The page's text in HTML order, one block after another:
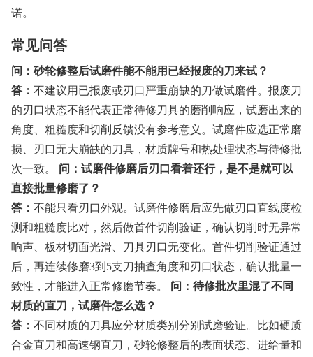
诺。
常见问答
问：砂轮修整后试磨件能不能用已经报废的刀来试？
答： 不建议用已报废或刃口严重崩缺的刀做试磨件。报废刀
的刃口状态不能代表正常待修刀具的磨削响应，试磨出来的
角度、粗糙度和切削反馈没有参考意义。试磨件应选正常磨
损、刃口无大崩缺的刀具，材质牌号和热处理状态与待修批
次一致。 问：试磨件修磨后刃口看着还行，是不是就可以
直接批量修磨了？
答： 不能只看刃口外观。试磨件修磨后应先做刃口直线度检
测和粗糙度比对，然后做首件切削验证，确认切削时无异常
响声、板材切面光滑、刀具刃口无变化。首件切削验证通过
后，再连续修磨3到5支刀抽查角度和刃口状态，确认批量一
致性，才能进入正常修磨节奏。 问：待修批次里混了不同
材质的直刀，试磨件怎么选？
答： 不同材质的刀具应分材质类别分别试磨验证。比如硬质
合金直刀和高速钢直刀，砂轮修整后的表面状态、进给量和